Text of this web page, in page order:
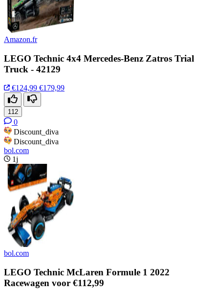
Amazon.fr
LEGO Technic 4x4 Mercedes-Benz Zatros Trial
Truck - 42129
€124,99 €179,99
112
0
Discount_diva
Discount_diva
bol.com
1j
bol.com
LEGO Technic McLaren Formule 1 2022
Racewagen voor €112,99